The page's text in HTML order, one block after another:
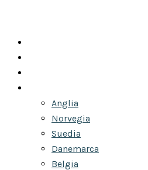
Anglia
Norvegia
Suedia
Danemarca
Belgia